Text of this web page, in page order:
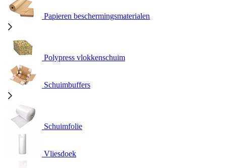
Papieren beschermingsmaterialen
Polypress vlokkenschuim
Schuimbuffers
Schuimfolie
Vliesdoek